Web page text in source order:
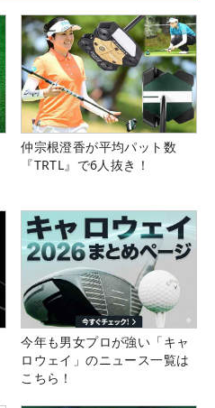
仲宗根澄香が平均パット数
『TRTL』で6人抜き！
今年も男女プロが強い「キャ
ロウェイ」のニュース一覧は
こちら！